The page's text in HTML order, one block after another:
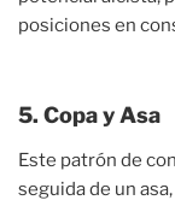
posiciones en
5. Copa y Asa
Este patrón de
seguida de un